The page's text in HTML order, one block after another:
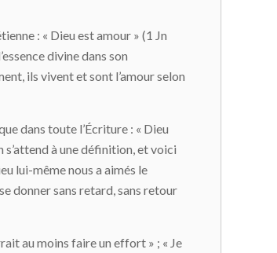
: « Dieu est amour » (1 Jn
divine dans son
ils vivent et sont l’amour selon
dans toute l’Écriture : « Dieu
s’attend à une définition, et voici
lui-même nous a aimés le
donner sans retard, sans retour
au moins faire un effort » ; « Je